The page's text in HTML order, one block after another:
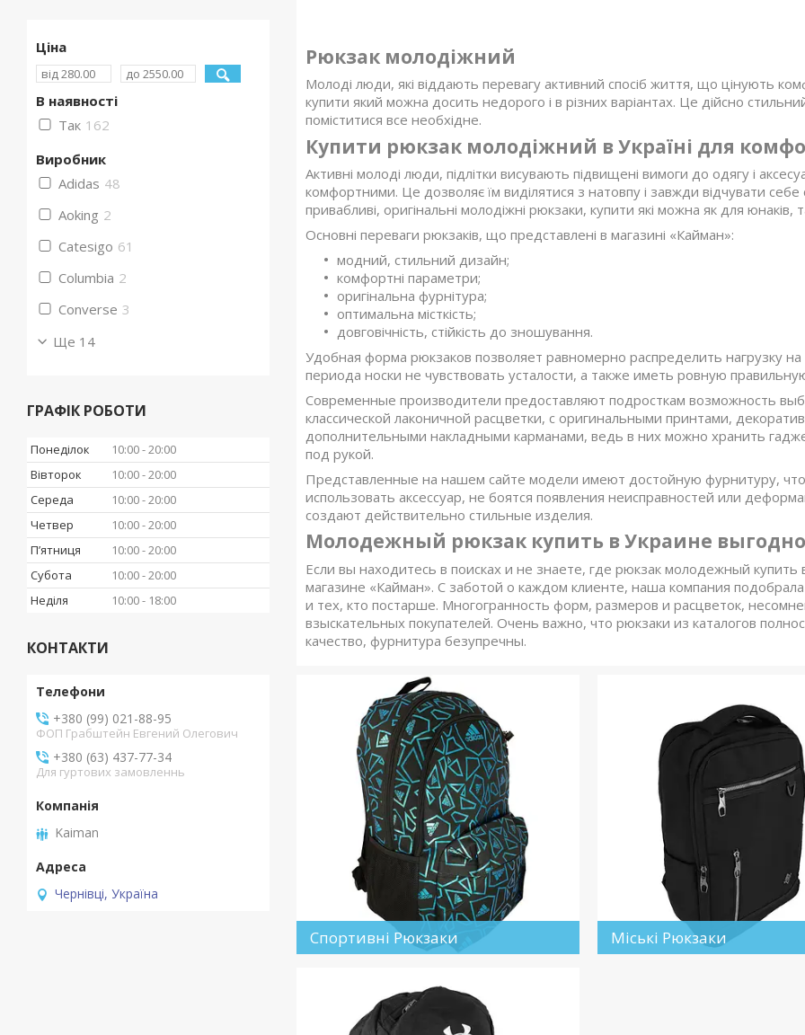
Рюкзак молодіжний
Молоді люди, які віддають перевагу активний спосіб життя, що цінують
купити який можна досить недорого і в різних варіантах. Це дійсно
поміститися все необхідне.
Купити рюкзак молодіжний в Україні для
Активні молоді люди, підлітки висувають підвищені вимоги до одягу і
комфортними. Це дозволяє їм виділятися з натовпу і завжди відчувати
привабливі, оригінальні молодіжні рюкзаки, купити які можна як для юнаків,
Основні переваги рюкзаків, що представлені в магазині «Кайман»:
модний, стильний дизайн;
комфортні параметри;
оригінальна фурнітура;
оптимальна місткість;
довговічність, стійкість до зношування.
Удобная форма рюкзаков позволяет равномерно распределить нагрузку
периода носки не чувствовать усталости, а также иметь ровную
Современные производители предоставляют подросткам возможность
классической лаконичной расцветки, с оригинальными принтами,
дополнительными накладными карманами, ведь в них можно хранить
под рукой.
Представленные на нашем сайте модели имеют достойную фурнитуру,
использовать аксессуар, не боятся появления неисправностей или
создают действительно стильные изделия.
Молодежный рюкзак купить в Украине
Если вы находитесь в поисках и не знаете, где рюкзак молодежный
магазине «Кайман». С заботой о каждом клиенте, наша компания
и тех, кто постарше. Многогранность форм, размеров и расцветок,
взыскательных покупателей. Очень важно, что рюкзаки из каталогов
качество, фурнитура безупречны.
Спортивні Рюкзаки Міські Рюкзаки
Ціна
В наявності
Так 162
Виробник
Adidas 48
Aoking 2
Catesigo 61
Columbia 2
Converse 3
Ще 14
ГРАФІК РОБОТИ
Понеділок 10:00 20:00
Вівторок
10:00 20:00
Середа
10:00 20:00
Четвер
10:00 20:00
Пʼятниця
10:00 20:00
Субота
10:00 20:00
Неділя
10:00 18:00
КОНТАКТИ
+380 (99) 021-88-95
ФОП Грабштейн Евгений Олегович
+380 (63) 437-77-34
Для гуртових замовленнь
Kaiman
Чернівці, Україна